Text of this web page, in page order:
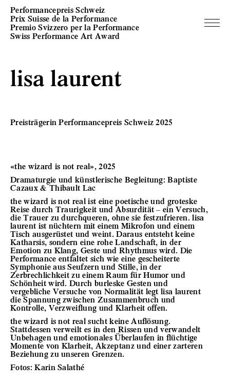
Performancepreis Schweiz
Prix Suisse de la Performance
Premio Svizzero per la Performance
Swiss Performance Art Award
lisa laurent
Preisträgerin Performancepreis Schweiz 2025
«the wizard is not real», 2025
Dramaturgie und künstlerische Begleitung: Baptiste
Cazaux & Thibault Lac
the wizard is not real ist eine poetische und groteske
Reise durch Traurigkeit und Absurdität – ein Versuch,
die Trauer zu durchqueren, ohne sie festzufrieren. lisa
laurent ist nüchtern mit einem Mikrofon und einem
Tisch ausgerüstet und weint. Daraus entsteht keine
Katharsis, sondern eine rohe Landschaft, in der
Emotion zu Klang, Geste und Rhythmus wird. Die
Performance entfaltet sich wie eine gescheiterte
Symphonie aus Seufzern und Stille, in der
Zerbrechlichkeit zu einem Raum für Humor und
Schönheit wird. Durch burleske Gesten und
vergebliche Versuche von Normalität legt lisa laurent
die Spannung zwischen Zusammenbruch und
Kontrolle, Verzweiflung und Klarheit offen.
the wizard is not real sucht keine Auflösung.
Stattdessen verweilt es in den Rissen und verwandelt
Unbehagen und emotionales Überlaufen in flüchtige
Momente von Klarheit, Akzeptanz und einer zarteren
Beziehung zu unseren Grenzen.
Fotos: Karin Salathé